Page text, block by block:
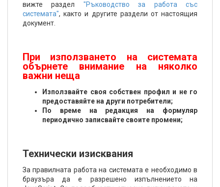
вижте раздел "Ръководство за работа със
системата", както и другите раздели от настоящия
документ.
При използването на системата
обърнете внимание на няколко
важни неща
Използвайте своя собствен профил и не го
предоставяйте на други потребители;
По време на редакция на формуляр
периодично записвайте своите промени;
Технически изисквания
За правилната работа на системата е необходимо в
браузъра да е разрешено изпълнението на